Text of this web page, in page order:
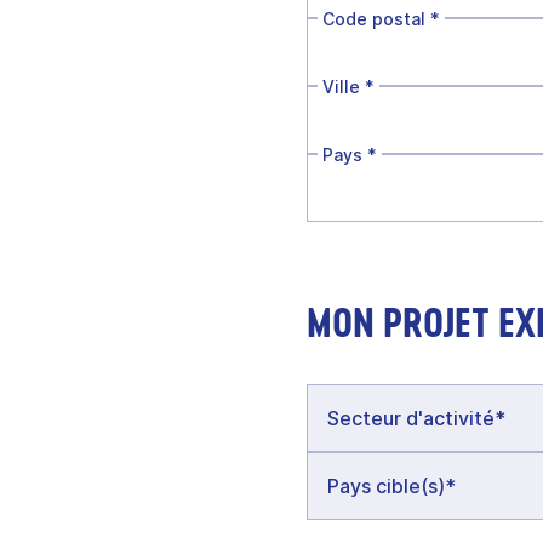
Code postal *
Ville *
Pays *
MON PROJET